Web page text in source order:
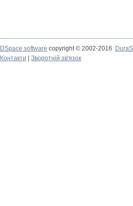
DSpace software copyright © 2002-2016
Контакти
Зворотній зв'язок